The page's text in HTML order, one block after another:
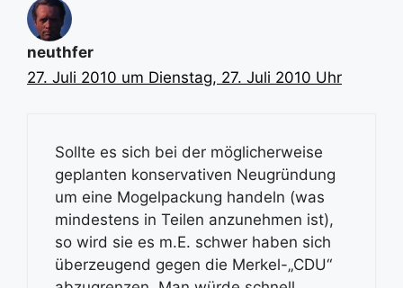
neuthfer
27. Juli 2010 um Dienstag, 27. Juli 2010 Uhr
Sollte es sich bei der möglicherweise
geplanten konservativen Neugründung
um eine Mogelpackung handeln (was
mindestens in Teilen anzunehmen ist),
so wird sie es m.E. schwer haben sich
überzeugend gegen die Merkel-„CDU“